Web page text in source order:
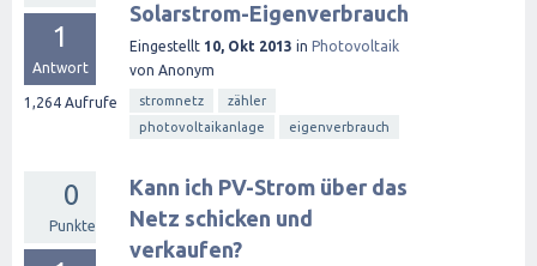
1
Antwort
1,264 Aufrufe
Solarstrom-Eigenverbrauch
Eingestellt 10, Okt 2013 in Photovoltaik
von Anonym
stromnetz
zähler
photovoltaikanlage
eigenverbrauch
0
Punkte
Kann ich PV-Strom über das
Netz schicken und
verkaufen?